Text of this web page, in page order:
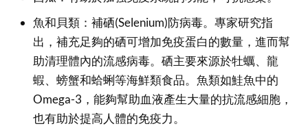
魚和貝類：補硒(Selenium)防病毒。專家研究指
出，補充足夠的硒可增加免疫蛋白的數量，進而幫
助清理體內的流感病毒。硒主要來源於牡蠣、龍
蝦、螃蟹和蛤蜊等海鮮類食品。魚類如鮭魚中的
Omega-3，能夠幫助血液產生大量的抗流感細胞，
也有助於提高人體的免疫力。